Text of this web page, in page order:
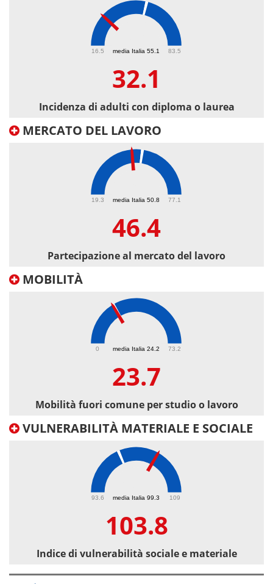
media Italia 55.1
16.5 83.5
32.1
Incidenza di adulti con diploma o laurea
MERCATO DEL LAVORO
media Italia 50.8
19.3 77.1
46.4
Partecipazione al mercato del lavoro
MOBILITÀ
media Italia 24.2
0 73.2
23.7
Mobilità fuori comune per studio o lavoro
VULNERABILITÀ MATERIALE E SOCIALE
media Italia 99.3
93.6 109
103.8
Indice di vulnerabilità sociale e materiale